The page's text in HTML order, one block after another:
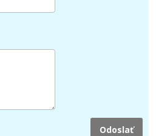
č. 933M XL (CN055AE)